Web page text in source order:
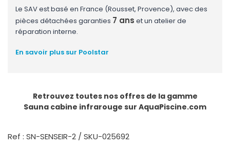
Le SAV est basé en France (Rousset, Provence), avec des
pièces détachées garanties 7 ans et un atelier de
réparation interne.
En savoir plus sur Poolstar
Retrouvez toutes nos offres de la gamme
Sauna cabine infrarouge sur AquaPiscine.com
Ref : SN-SENSEIR-2 / SKU-025692